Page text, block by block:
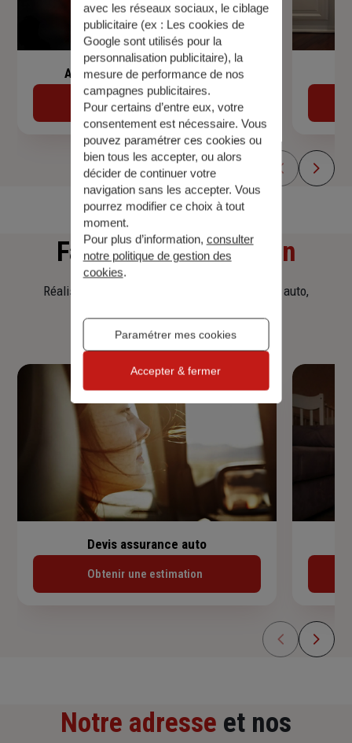
Assurance de prêt immobilier
Découvrir
Faitesune simulation
Réalisez une simulation tarifaire d'assurance, auto,
Devis assurance auto
Obtenir une estimation
Notre adresse et nos
avec les réseaux sociaux, le ciblage
publicitaire (ex : Les cookies de
Google sont utilisés pour la
personnalisation publicitaire), la
mesure de performance de nos
campagnes publicitaires.
Pour certains d’entre eux, votre
consentement est nécessaire. Vous
pouvez paramétrer ces cookies ou
bien tous les accepter, ou alors
décider de continuer votre
navigation sans les accepter. Vous
pourrez modifier ce choix à tout
moment.
Pour plus d’information, consulter
notre politique de gestion des
cookies.
Paramétrer mes cookies
Accepter & fermer